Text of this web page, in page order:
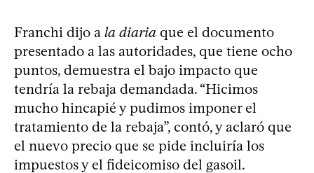
Franchi dijo a la diaria que el documento
presentado a las autoridades, que tiene ocho
puntos, demuestra el bajo impacto que
tendría la rebaja demandada. “Hicimos
mucho hincapié y pudimos imponer el
tratamiento de la rebaja”, contó, y aclaró que
el nuevo precio que se pide incluiría los
impuestos y el fideicomiso del gasoil.